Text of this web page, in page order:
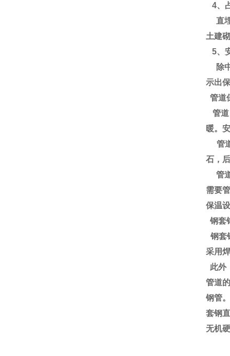
4、
直埋
土建
5、
除中
示出
管道
管道
暖。
管道
石，
管道
需要
保温
钢套
钢套
采用
此外
管道
钢管
套钢
无机